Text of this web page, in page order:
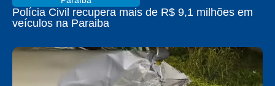
Polícia Civil recupera mais de R$ 9,1 milhões em
veículos na Paraiba